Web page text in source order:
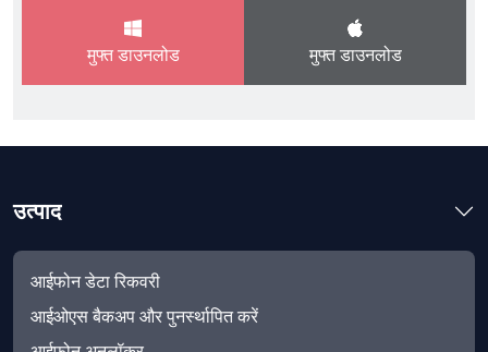
मुफ्त डाउनलोड मुफ्त डाउनलोड
उत्पाद
आईफोन डेटा रिकवरी
आईओएस बैकअप और पुनर्स्थापित करें